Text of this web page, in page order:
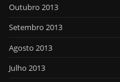
Outubro 2013
Setembro 2013
Agosto 2013
Julho 2013